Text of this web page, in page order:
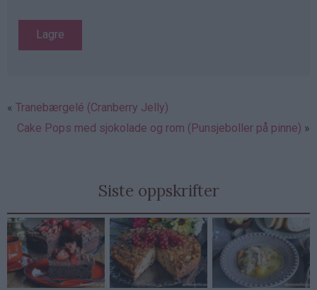
Tranebærgelé (Cranberry Jelly)
Cake Pops med sjokolade og rom (Punsjeboller på pinne)
Siste oppskrifter